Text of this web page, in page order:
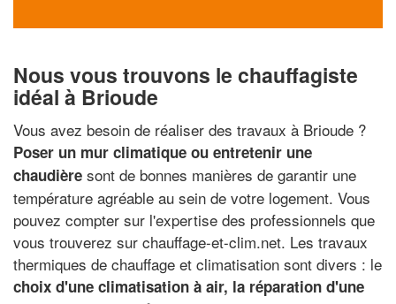
Nous vous trouvons le chauffagiste
idéal à Brioude
Vous avez besoin de réaliser des travaux à Brioude ?
Poser un mur climatique ou entretenir une
chaudière sont de bonnes manières de garantir une
température agréable au sein de votre logement. Vous
pouvez compter sur l'expertise des professionnels que
vous trouverez sur chauffage-et-clim.net. Les travaux
thermiques de chauffage et climatisation sont divers : le
choix d'une climatisation à air, la réparation d'une